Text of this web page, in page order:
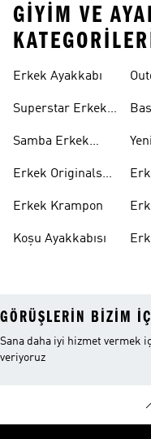
GIYIM VE
Erkek Ayakkabı
Superstar Erkek
Samba Erkek
Erkek Originals
Erkek Krampon
Koşu Ayakkabısı
GÖRÜŞLERIN BIZIM
Sana daha iyi hizmet vermek
veriyoruz